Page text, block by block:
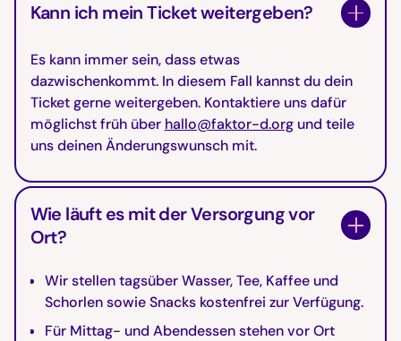
Kann ich mein Ticket weitergeben?
Es kann immer sein, dass etwas
dazwischenkommt. In diesem Fall kannst du dein
Ticket gerne weitergeben. Kontaktiere uns dafür
möglichst früh über hallo@faktor-d.orgund teile
uns deinen Änderungswunsch mit.
Wie läuft es mit der Versorgung vor
Ort?
Wir stellen tagsüber Wasser, Tee, Kaffee und
Schorlen sowie Snacks kostenfrei zur Verfügung.
Für Mittag- und Abendessen stehen vor Ort